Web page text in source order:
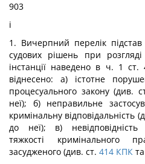
903
і
1. Вичерпний перелік
судових рішень при
інстанції наведено в ч. 1
віднесено: а) істотне
процесуального закону (див.
неї); б) неправильне
кримінальну відповідальність
до неї); в)
тяжкості кримінального
засудженого (див. ст. 414 КПК